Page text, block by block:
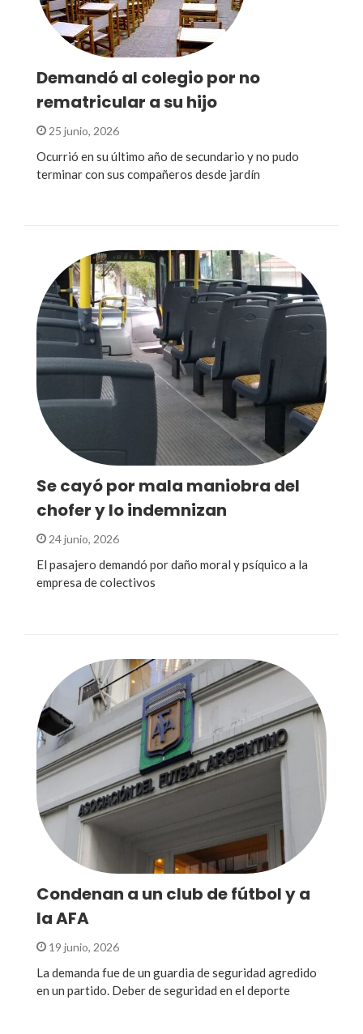
Demandó al colegio por no
rematricular a su hijo
25 junio, 2026
Ocurrió en su último año de secundario y no pudo
terminar con sus compañeros desde jardín
Se cayó por mala maniobra del
chofer y lo indemnizan
24 junio, 2026
El pasajero demandó por daño moral y psíquico a la
empresa de colectivos
Condenan a un club de fútbol y a
la AFA
19 junio, 2026
La demanda fue de un guardia de seguridad agredido
en un partido. Deber de seguridad en el deporte